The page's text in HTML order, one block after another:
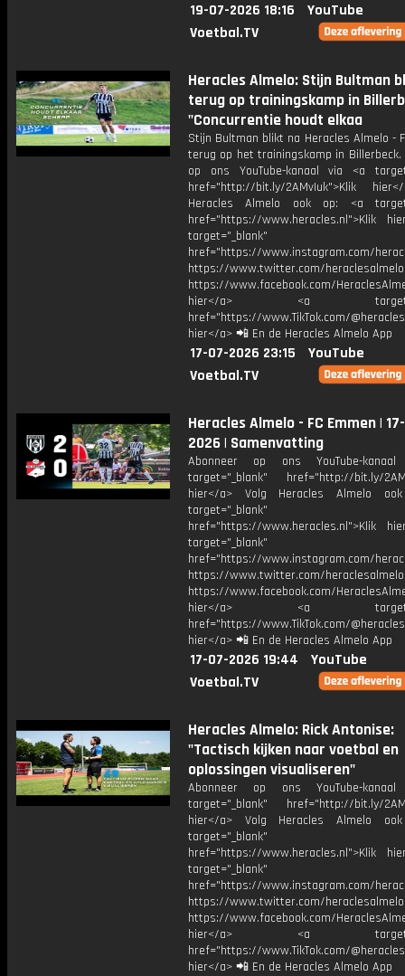
19-07-2026 18:16
YouTube
Voetbal.TV
Heracles Almelo: Stijn Bultman
terug op trainingskamp in
"Concurrentie houdt elkaa
Stijn Bultman blikt na Heracles Almelo -
terug op het trainingskamp in Billerbeck.
op ons YouTube-kanaal via <a
href="http://bit.ly/2AMvIuk">Klik
Heracles Almelo ook op: <a
href="https://www.heracles.nl">Klik
target="_blank"
href="https://www.instagram.com/
https://www.twitter.com/heraclesalmelo
https://www.facebook.com/
hier</a> <a
href="https://www.TikTok.com/
hier</a> 📲 En de Heracles Almelo App
17-07-2026 23:15
YouTube
Voetbal.TV
Heracles Almelo - FC Emmen |
2026 | Samenvatting
Abonneer op ons YouTube-
target="_blank" href="http://bit.ly/
hier</a> Volg Heracles Almelo
target="_blank"
href="https://www.heracles.nl">Klik
target="_blank"
href="https://www.instagram.com/
https://www.twitter.com/heraclesalmelo
https://www.facebook.com/
hier</a> <a
href="https://www.TikTok.com/
hier</a> 📲 En de Heracles Almelo App
17-07-2026 19:44
YouTube
Voetbal.TV
Heracles Almelo: Rick Antonise:
"Tactisch kijken naar voetbal en
oplossingen visualiseren"
Abonneer op ons YouTube-
target="_blank" href="http://bit.ly/
hier</a> Volg Heracles Almelo
target="_blank"
href="https://www.heracles.nl">Klik
target="_blank"
href="https://www.instagram.com/
https://www.twitter.com/heraclesalmelo
https://www.facebook.com/
hier</a> <a
href="https://www.TikTok.com/
hier</a> 📲 En de Heracles Almelo App